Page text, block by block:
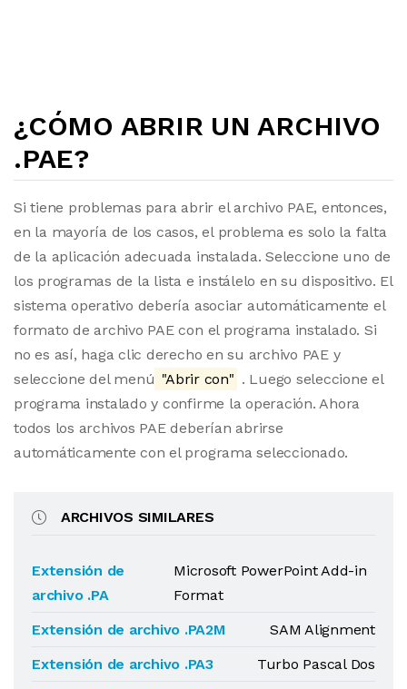
¿CÓMO ABRIR UN ARCHIVO
.PAE?
Si tiene problemas para abrir el archivo PAE, entonces,
en la mayoría de los casos, el problema es solo la falta
de la aplicación adecuada instalada. Seleccione uno de
los programas de la lista e instálelo en su dispositivo. El
sistema operativo debería asociar automáticamente el
formato de archivo PAE con el programa instalado. Si
no es así, haga clic derecho en su archivo PAE y
seleccione del menú "Abrir con" . Luego seleccione el
programa instalado y confirme la operación. Ahora
todos los archivos PAE deberían abrirse
automáticamente con el programa seleccionado.
ARCHIVOS SIMILARES
Extensión de
archivo .PA
Microsoft PowerPoint Add-in
Format
Extensión de archivo .PA2M
SAM Alignment
Extensión de archivo .PA3
Turbo Pascal Dos